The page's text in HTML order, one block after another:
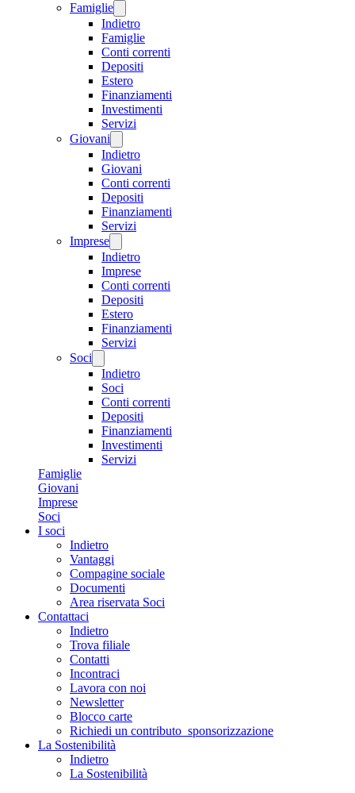
Famiglie
Indietro
Famiglie
Conti correnti
Depositi
Estero
Finanziamenti
Investimenti
Servizi
Giovani
Indietro
Giovani
Conti correnti
Depositi
Finanziamenti
Servizi
Imprese
Indietro
Imprese
Conti correnti
Depositi
Estero
Finanziamenti
Servizi
Soci
Indietro
Soci
Conti correnti
Depositi
Finanziamenti
Investimenti
Servizi
Famiglie
Giovani
Imprese
Soci
I soci
Indietro
Vantaggi
Compagine sociale
Documenti
Area riservata Soci
Contattaci
Indietro
Trova filiale
Contatti
Incontraci
Lavora con noi
Newsletter
Blocco carte
Richiedi un contributo_sponsorizzazione
La Sostenibilità
Indietro
La Sostenibilità